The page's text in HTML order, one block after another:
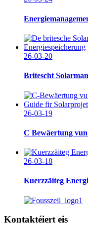
26-03-20
Britescht
26-03-19
C Bewäertung
26-03-18
Kuerzzäiteg
Kontaktéiert eis